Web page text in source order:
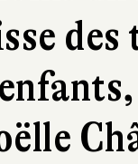
des